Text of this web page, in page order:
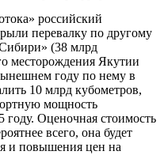
российский
перевалку по другому
(38 млрд
месторождения Якутии
году по нему в
10 млрд кубометров,
мощность
Оценочная стоимость
всего, она будет
и повышения цен на